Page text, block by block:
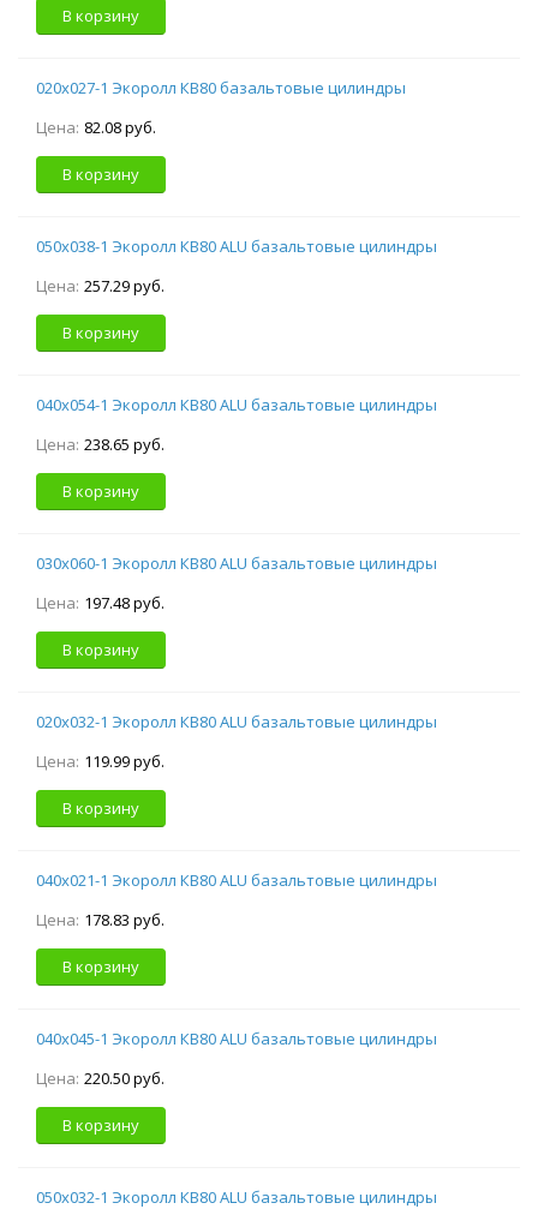
В корзину
020х027-1 Экоролл КВ80 базальтовые цилиндры
Цена: 82.08 руб.
В корзину
050х038-1 Экоролл КВ80 ALU базальтовые цилиндры
Цена: 257.29 руб.
В корзину
040х054-1 Экоролл КВ80 ALU базальтовые цилиндры
Цена: 238.65 руб.
В корзину
030х060-1 Экоролл КВ80 ALU базальтовые цилиндры
Цена: 197.48 руб.
В корзину
020х032-1 Экоролл КВ80 ALU базальтовые цилиндры
Цена: 119.99 руб.
В корзину
040х021-1 Экоролл КВ80 ALU базальтовые цилиндры
Цена: 178.83 руб.
В корзину
040х045-1 Экоролл КВ80 ALU базальтовые цилиндры
Цена: 220.50 руб.
В корзину
050х032-1 Экоролл КВ80 ALU базальтовые цилиндры